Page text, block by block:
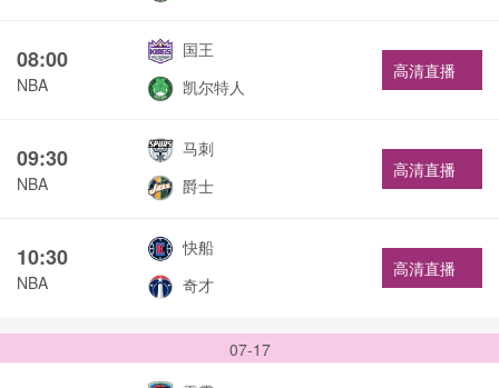
08:00
NBA
国王
凯尔特人
高清直播
09:30
NBA
马刺
爵士
高清直播
10:30
NBA
快船
奇才
高清直播
07-17